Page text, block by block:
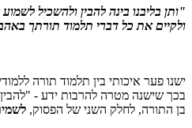
"ותן בליבנו בינה להבין ולהשכיל
ולקיים את כל דברי תלמוד תורתך
ישנו פער איכותי בין תלמוד תורה
בכך שישנה מטרה להרבות ידע -
בן התורה, לחלק השני של הפסוק,